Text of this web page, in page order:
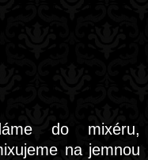
do mixéru,
na jemnou